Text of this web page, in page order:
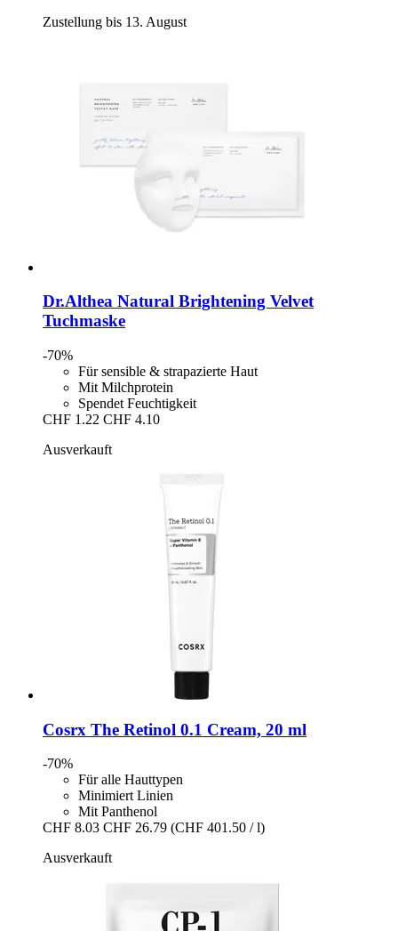
Zustellung bis 13. August
Dr.Althea Natural Brightening Velvet
Tuchmaske
-70%
Für sensible & strapazierte Haut
Mit Milchprotein
Spendet Feuchtigkeit
CHF 1.22 CHF 4.10
Ausverkauft
Cosrx The Retinol 0.1 Cream, 20 ml
-70%
Für alle Hauttypen
Minimiert Linien
Mit Panthenol
CHF 8.03 CHF 26.79 (CHF 401.50 / l)
Ausverkauft